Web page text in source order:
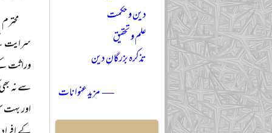
سرایت
وراثت
سے نہ
اور بہت
دین و حکمت
علم و تحقیق
تذکرہ بزرگانِ دین
— مزید عنوانات